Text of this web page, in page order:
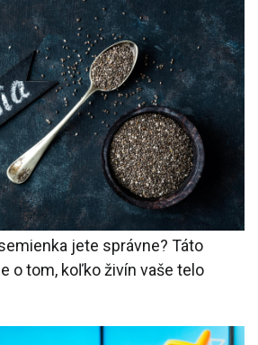
jete správne? Táto
o tom, koľko živín vaše telo